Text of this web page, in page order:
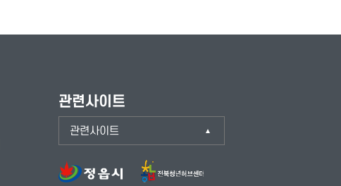
관련사이트
관련사이트